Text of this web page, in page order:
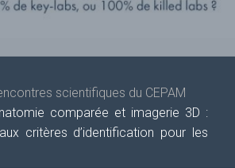
scientifiques du CEPAM
comparée et imagerie 3D :
critères d’identification pour les